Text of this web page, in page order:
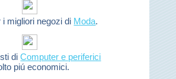
i migliori negozi di Moda.
diComputer e periferici
piú economici.